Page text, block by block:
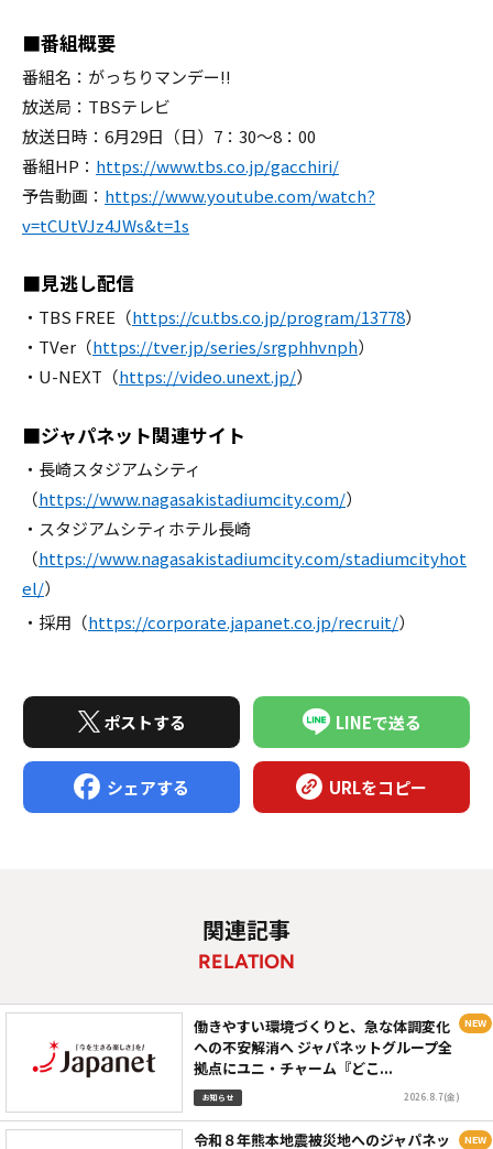
■番組概要
番組名：がっちりマンデー!!
放送局：TBSテレビ
放送日時：6月29日（日）7：30～8：00
番組HP： https://www.tbs.co.jp/gacchiri/
予告動画： https://www.youtube.com/watch?
v=tCUtVJz4JWs&t=1s
■見逃し配信
・TBS FREE（https://cu.tbs.co.jp/program/13778）
・TVer（https://tver.jp/series/srgphhvnph）
・U-NEXT（https://video.unext.jp/）
■ジャパネット関連サイト
・長崎スタジアムシティ
（https://www.nagasakistadiumcity.com/）
・スタジアムシティホテル長崎
（https://www.nagasakistadiumcity.com/stadiumcityhot
el/）
・採用（https://corporate.japanet.co.jp/recruit/）
ポストする LINEで送る
シェアする URLをコピー
関連記事
RELATION
働きやすい環境づくりと、急な体調変化
への不安解消へ ジャパネットグループ全
拠点にユニ・チャーム『どこ...
お知らせ 2026.8.7(金)
令和８年熊本地震被災地へのジャパネッ